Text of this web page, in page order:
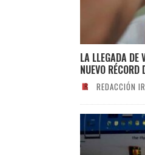
LA LLEGADA DE
NUEVO RÉCORD
REDACCIÓN IR